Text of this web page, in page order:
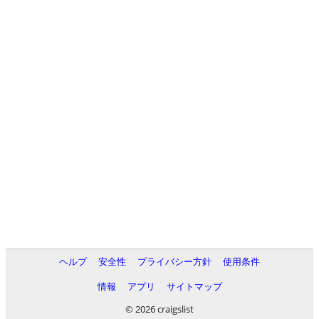
ヘルプ 安全性 プライバシー方針
使用条件
情報
アプリ
サイトマップ
© 2026 craigslist